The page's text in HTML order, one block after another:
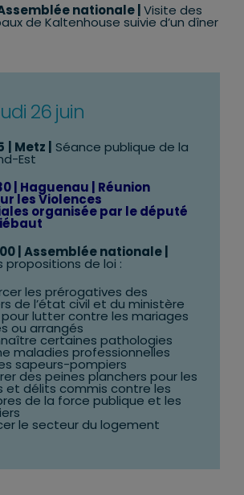
nationale | Visite des
de Kaltenhouse suivie d’un dîner
26 juin
| Metz | Séance publique de la
Est
| Haguenau | Réunion
les Violences
organisée par le député
| Assemblée nationale |
propositions de loi :
les prérogatives des
de l’état civil et du ministère
lutter contre les mariages
ou arrangés
certaines pathologies
maladies professionnelles
sapeurs-pompiers
des peines planchers pour les
et délits commis contre les
de la force publique et les
le secteur du logement